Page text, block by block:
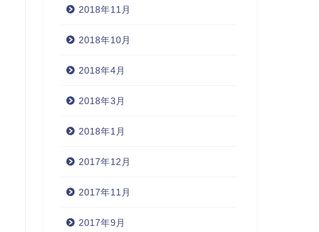
2018年11月
2018年10月
2018年4月
2018年3月
2018年1月
2017年12月
2017年11月
2017年9月